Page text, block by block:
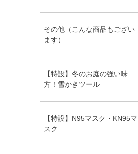
その他（こんな商品もござい
ます）
【特設】冬のお庭の強い味
方！雪かきツール
【特設】N95マスク・KN95マ
スク